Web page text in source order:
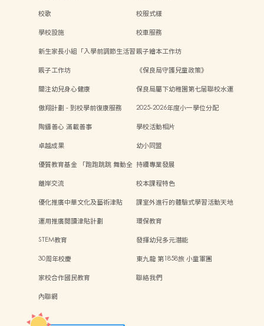
校歌
校服式樣
學校設施
校車服務
新生家長小組「入學前調節生活習親子繪本工作坊
親子工作坊
《保良局守護兒童政策》
關注幼兒身心健康
保良局屬下幼稚園第七屆聯校水運
傲翔計劃 - 到校學前復康服務
2025-2026年度小一學位分配
陶鑄善心 滿載善事
學校活動相片
卓越成果
幼小同盟
優質教育基金 「跑跑跳跳 舞動全 持續專業發展
離岸交流
校本課程特色
優化推廣中華文化及藝術津貼
課室外進行的體驗式學習活動天地
運用推廣閱讀津貼計劃
環保教育
STEM教育
發揮幼兒多元潛能
30周年校慶
東九龍 第1858旅 小童軍團
家校合作國民教育
聯絡我們
內聯網